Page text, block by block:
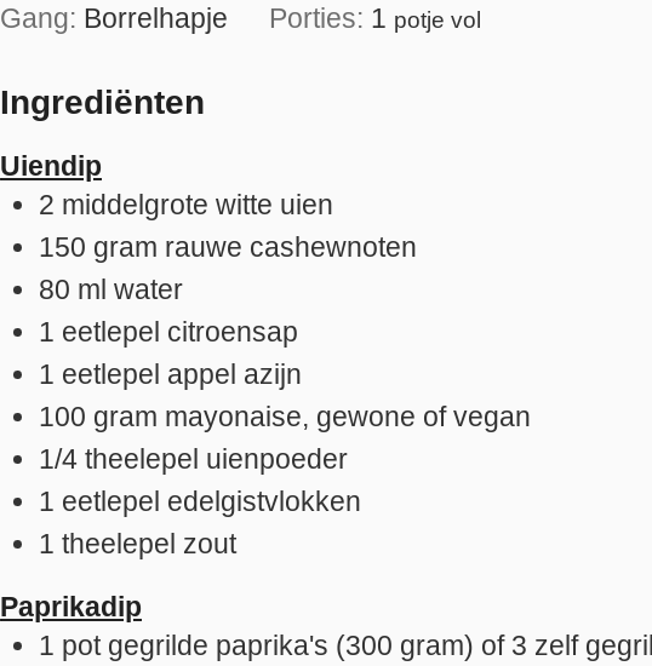
Gang: Borrelhapje Porties: 1 potje vol
Ingrediënten
Uiendip
2 middelgrote witte uien
150 gram rauwe cashewnoten
80 ml water
1 eetlepel citroensap
1 eetlepel appel azijn
100 gram mayonaise, gewone of vegan
1/4 theelepel uienpoeder
1 eetlepel edelgistvlokken
1 theelepel zout
Paprikadip
1 pot gegrilde paprika's (300 gram) of 3 zelf